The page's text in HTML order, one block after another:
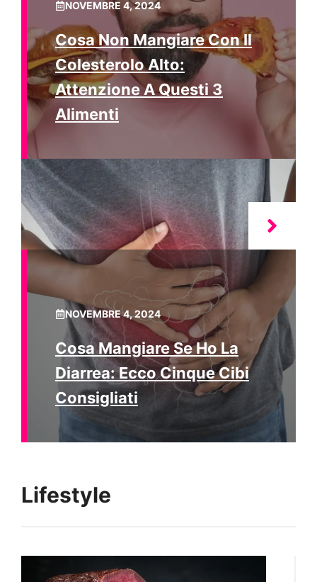
NOVEMBRE 4, 2024
Cosa Non Mangiare Con Il
Colesterolo Alto:
Attenzione A Questi 3
Alimenti
NOVEMBRE 4, 2024
Cosa Mangiare Se Ho La
Diarrea: Ecco Cinque Cibi
Consigliati
Lifestyle